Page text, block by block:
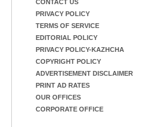
CONTACT US
PRIVACY POLICY
TERMS OF SERVICE
EDITORIAL POLICY
PRIVACY POLICY-KAZHCHA
COPYRIGHT POLICY
ADVERTISEMENT DISCLAIMER
PRINT AD RATES
OUR OFFICES
CORPORATE OFFICE